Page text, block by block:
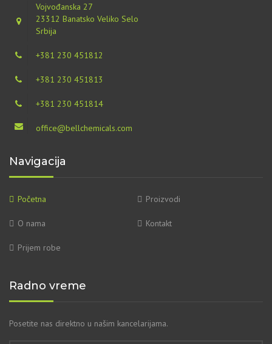
Vojvođanska 27
23312 Banatsko Veliko Selo
Srbija
+381 230 451812
+381 230 451813
+381 230 451814
office@bellchemicals.com
Navigacija
Početna Proizvodi
O nama Kontakt
Prijem robe
Radno vreme
Posetite nas direktno u našim kancelarijama.